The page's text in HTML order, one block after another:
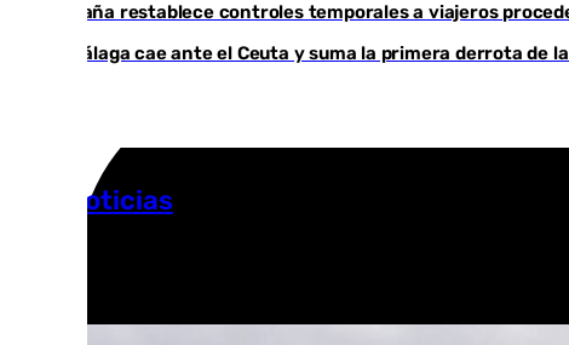
España restablece controles temporales a viajeros
El Málaga cae ante el Ceuta y suma la primera derrota de
Más noticias